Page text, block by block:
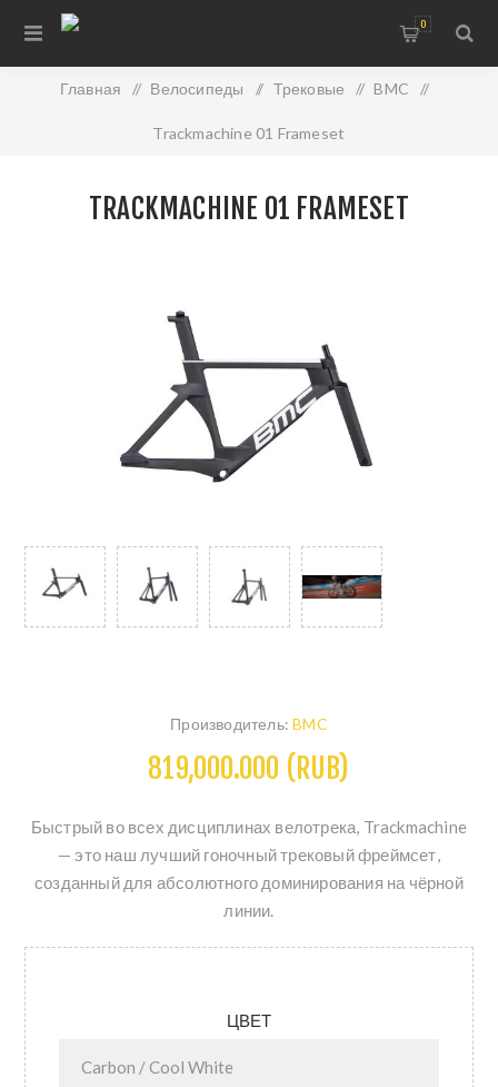
0
Главная / Велосипеды / Трековые / BMC /
Trackmachine 01 Frameset
TRACKMACHINE 01 FRAMESET
Производитель: BMC
819,000.000 (RUB)
Быстрый во всех дисциплинах велотрека, Trackmachine
— это наш лучший гоночный трековый фреймсет,
созданный для абсолютного доминирования на чёрной
линии.
ЦВЕТ